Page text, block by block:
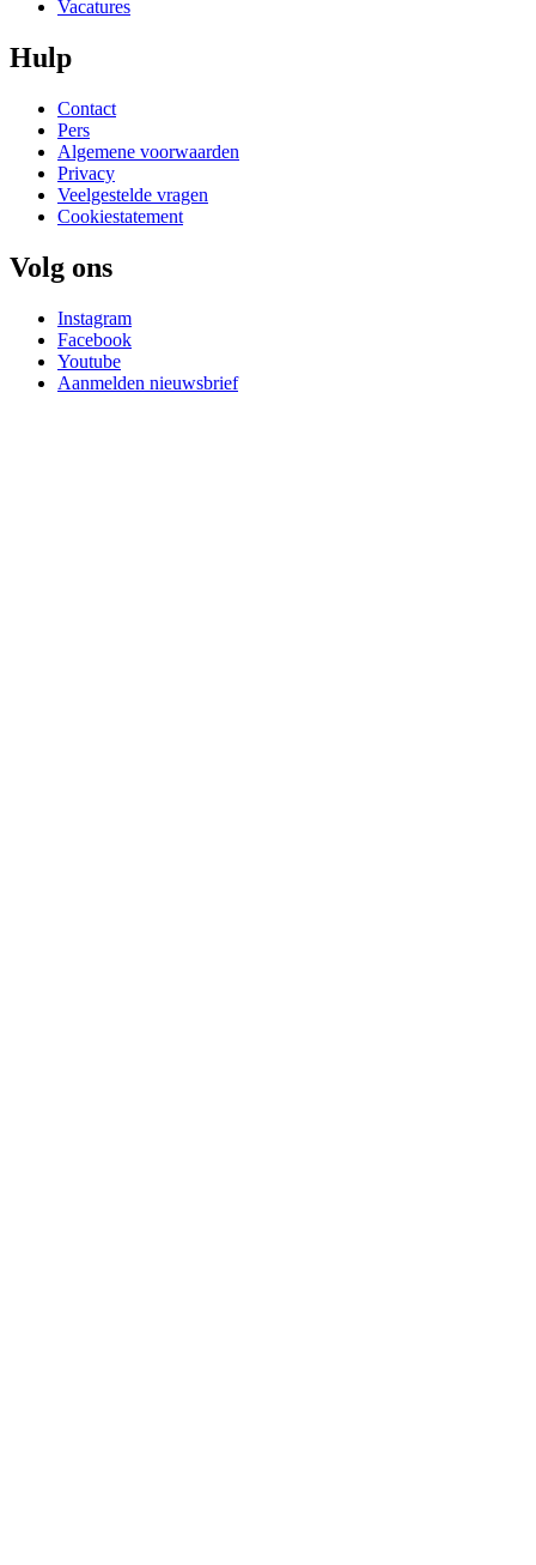
Vacatures
Hulp
Contact
Pers
Algemene voorwaarden
Privacy
Veelgestelde vragen
Cookiestatement
Volg ons
Instagram
Facebook
Youtube
Aanmelden nieuwsbrief